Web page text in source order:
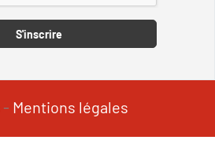
S'inscrire
- Mentions légales